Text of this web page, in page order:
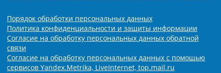
Порядок обработки персональных данных
Политика конфиденциальности и защиты информации
Согласие на обработку персональных данных обратной
связи
Согласие на обработку персональных данных с помощью
сервисов Yandex.Metrika, LiveInternet, top.mail.ru